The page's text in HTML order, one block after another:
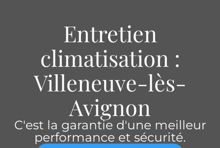
Entretien
climatisation :
Villeneuve-lès-
Avignon
C'est la garantie d'une meilleur
performance et sécurité.